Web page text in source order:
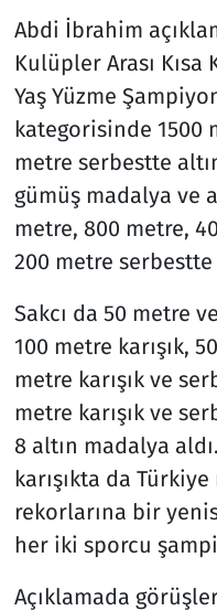
Abdi İbrahim
Kulüpler Arası Kısa
Yaş Yüzme
kategorisinde 1500
metre serbestte
gümüş madalya ve
metre, 800 metre,
200 metre
Sakcı da 50 metre
100 metre karışık,
metre karışık ve
metre karışık ve
8 altın madalya
karışıkta da
rekorlarına bir
her iki sporcu
Açıklamada